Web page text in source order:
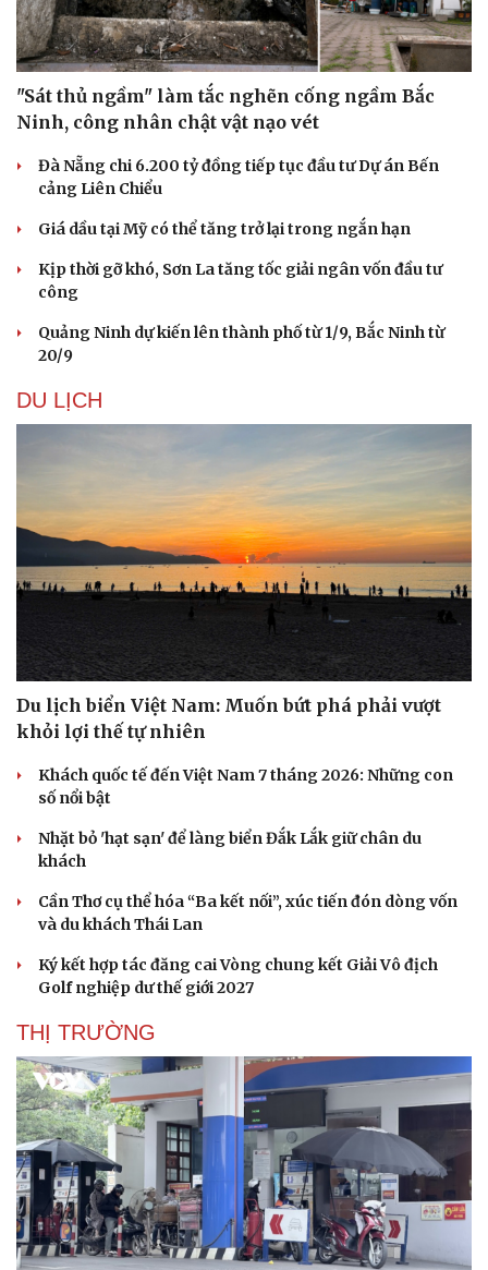
Dinh dưỡng - món ngon
Cây thuốc
Sản phụ khoa
Nhi khoa
Phòng mạch online
Ăn sạch sống khỏe
Đời sống
Nhà đẹp
Blog
Tình yêu - Gia đình
"Sát thủ ngầm" làm tắc nghẽn cống ngầm Bắc
Ninh, công nhân chật vật nạo vét
Đà Nẵng chi 6.200 tỷ đồng tiếp tục đầu tư Dự án Bến
cảng Liên Chiểu
Giá dầu tại Mỹ có thể tăng trở lại trong ngắn hạn
Kịp thời gỡ khó, Sơn La tăng tốc giải ngân vốn đầu tư
công
Quảng Ninh dự kiến lên thành phố từ 1/9, Bắc Ninh từ
20/9
DU LỊCH
Du lịch biển Việt Nam: Muốn bứt phá phải vượt
khỏi lợi thế tự nhiên
Khách quốc tế đến Việt Nam 7 tháng 2026: Những con
số nổi bật
Nhặt bỏ 'hạt sạn' để làng biển Đắk Lắk giữ chân du
khách
Cần Thơ cụ thể hóa “Ba kết nối”, xúc tiến đón dòng vốn
và du khách Thái Lan
Ký kết hợp tác đăng cai Vòng chung kết Giải Vô địch
Golf nghiệp dư thế giới 2027
THỊ TRƯỜNG